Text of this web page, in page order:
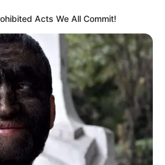
Acts We All Commit!